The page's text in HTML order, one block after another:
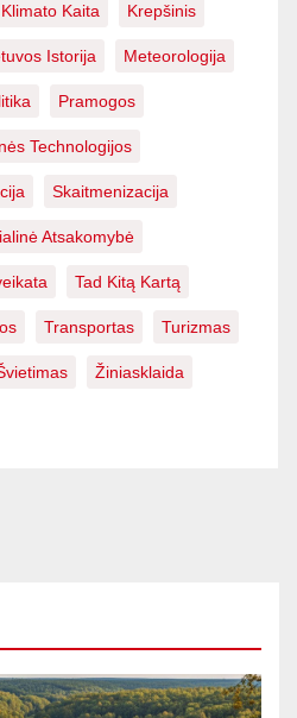
Klimato Kaita Krepšinis
Istorija Meteorologija
Pramogos
Technologijos
Skaitmenizacija
Atsakomybė
Tad Kitą Kartą
Transportas Turizmas
Žiniasklaida